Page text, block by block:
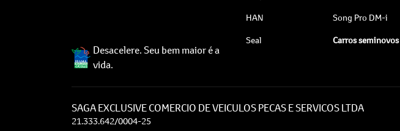
Desacelere. Seu bem maior é a
vida.
HAN
Seal
Song Pro DM-i
Carros seminovos
SAGA EXCLUSIVE COMERCIO DE VEICULOS PECAS E SERVICOS LTDA
21.333.642/0004-25